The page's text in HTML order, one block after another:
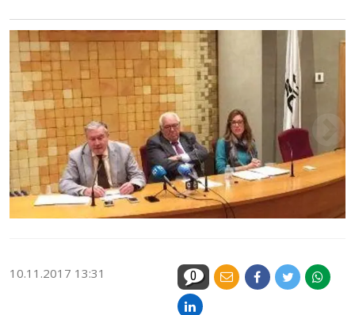
10.11.2017 13:31 0